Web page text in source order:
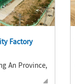
Factory
An Province,